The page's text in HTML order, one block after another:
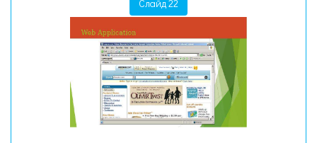
Слайд 22